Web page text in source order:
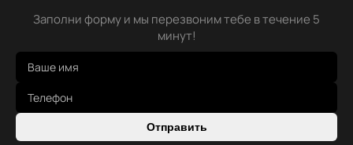
Заполни форму и мы перезвоним тебе в течение 5
минут!
Отправить